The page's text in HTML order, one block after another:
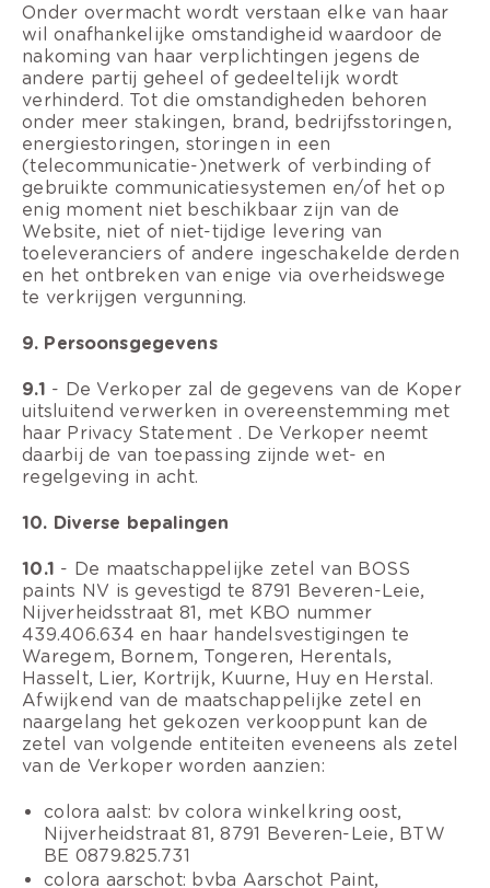
Onder overmacht wordt verstaan elke van haar
wil onafhankelijke omstandigheid waardoor de
nakoming van haar verplichtingen jegens de
andere partij geheel of gedeeltelijk wordt
verhinderd. Tot die omstandigheden behoren
onder meer stakingen, brand, bedrijfsstoringen,
energiestoringen, storingen in een
(telecommunicatie-)netwerk of verbinding of
gebruikte communicatiesystemen en/of het op
enig moment niet beschikbaar zijn van de
Website, niet of niet-tijdige levering van
toeleveranciers of andere ingeschakelde derden
en het ontbreken van enige via overheidswege
te verkrijgen vergunning.
9. Persoonsgegevens
9.1 - De Verkoper zal de gegevens van de Koper
uitsluitend verwerken in overeenstemming met
haar Privacy Statement . De Verkoper neemt
daarbij de van toepassing zijnde wet- en
regelgeving in acht.
10. Diverse bepalingen
10.1 - De maatschappelijke zetel van BOSS
paints NV is gevestigd te 8791 Beveren-Leie,
Nijverheidsstraat 81, met KBO nummer
439.406.634 en haar handelsvestigingen te
Waregem, Bornem, Tongeren, Herentals,
Hasselt, Lier, Kortrijk, Kuurne, Huy en Herstal.
Afwijkend van de maatschappelijke zetel en
naargelang het gekozen verkooppunt kan de
zetel van volgende entiteiten eveneens als zetel
van de Verkoper worden aanzien:
colora aalst: bv colora winkelkring oost,
Nijverheidstraat 81, 8791 Beveren-Leie, BTW
BE 0879.825.731
colora aarschot: bvba Aarschot Paint,